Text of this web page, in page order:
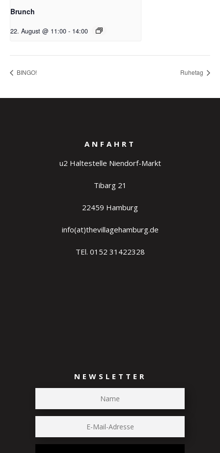
Brunch
22. August @ 11:00 - 14:00
BINGO! Ruhetag
ANFAHRT
u2 Haltestelle Niendorf-Markt
Tibarg 21
22459 Hamburg
info(at)thevillagehamburg.de
TEl. 0152 31422328
NEWSLETTER